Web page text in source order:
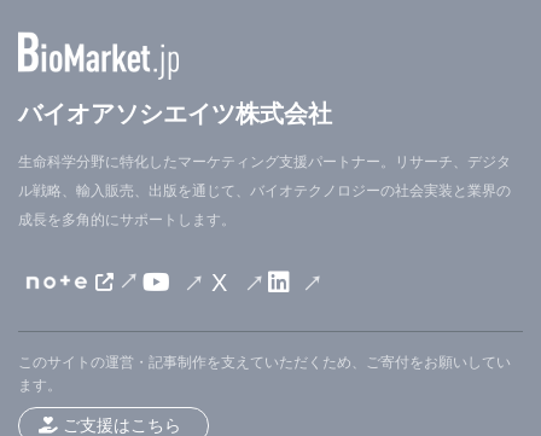
バイオアソシエイツ株式会社
生命科学分野に特化したマーケティング支援パートナー。リサーチ、デジタ
ル戦略、輸入販売、出版を通じて、バイオテクノロジーの社会実装と業界の
成長を多角的にサポートします。
X
このサイトの運営・記事制作を支えていただくため、ご寄付をお願いしてい
ます。
ご支援はこちら